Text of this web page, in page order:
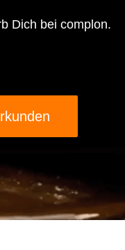
Dich bei complon.